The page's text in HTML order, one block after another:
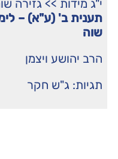
י"ג מידות >> גזירה
תענית ב' (ע"א) –
שוה
הרב יהושע ויצמן
תגיות: ג"ש חקר